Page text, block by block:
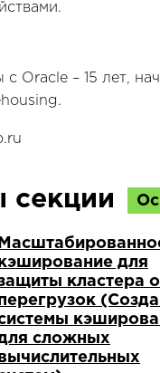
Oracle – 15 лет,
секции
для
кластера
сложных